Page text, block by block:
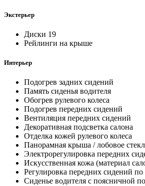
Экстерьер
Диски 19
Рейлинги на крыше
Интерьер
Подогрев задних сидений
Память сиденья водителя
Обогрев рулевого колеса
Подогрев передних сидений
Вентиляция передних сидений
Декоративная подсветка салона
Отделка кожей рулевого колеса
Панорамная крыша / лобовое
Электрорегулировка передних
Искусственная кожа (материал
Регулировка передних сидений по
Сиденье водителя с поясничной